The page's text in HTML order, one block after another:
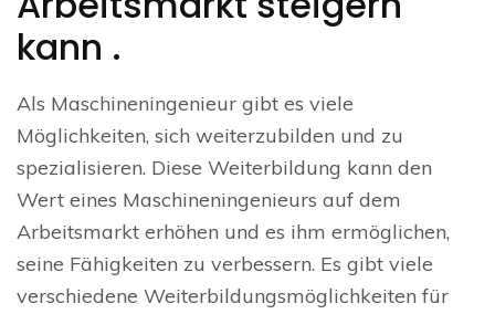
kann .
Als Maschineningenieur gibt es viele
Möglichkeiten, sich weiterzubilden und zu
spezialisieren. Diese Weiterbildung kann den
Wert eines Maschineningenieurs auf dem
Arbeitsmarkt erhöhen und es ihm ermöglichen,
seine Fähigkeiten zu verbessern. Es gibt viele
verschiedene Weiterbildungsmöglichkeiten für